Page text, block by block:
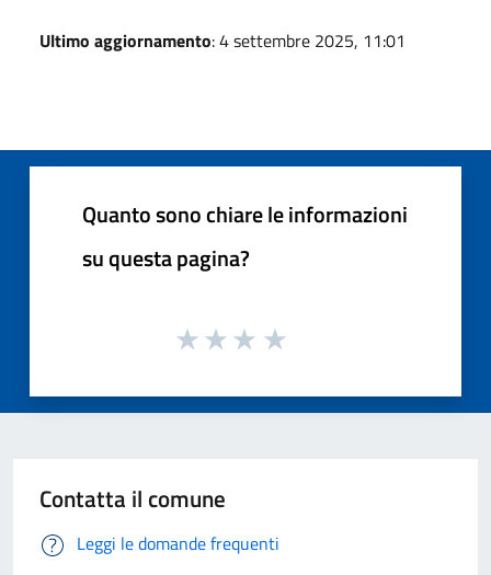
Ultimo aggiornamento: 4 settembre 2025, 11:01
Quanto sono chiare le informazioni
su questa pagina?
Contatta il comune
Leggi le domande frequenti